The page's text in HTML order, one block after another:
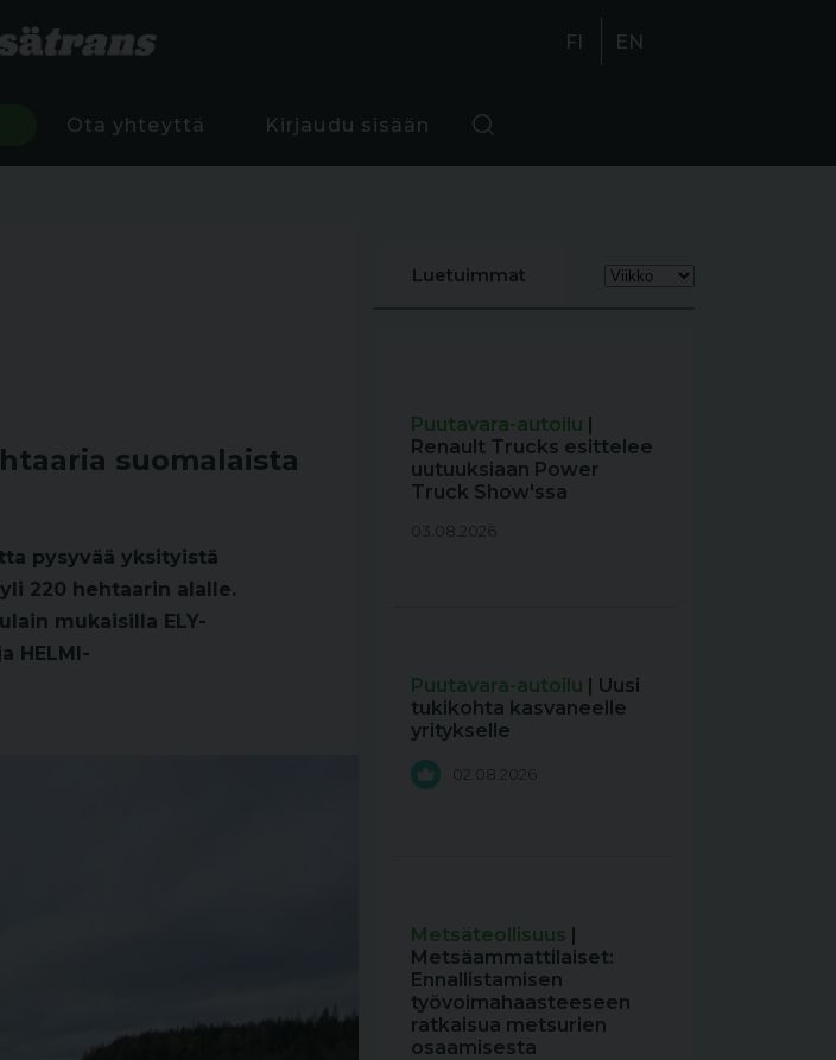
FI EN
Ota yhteyttä Kirjaudu sisään
suomalaista
pysyvää yksityistä
220 hehtaarin alalle.
mukaisilla ELY-
HELMI-
Luetuimmat
Puutavara-autoilu |
Renault Trucks esittelee
uutuuksiaan Power
Truck Show'ssa
03.08.2026
Puutavara-autoilu | Uusi
tukikohta kasvaneelle
yritykselle
02.08.2026
Metsäteollisuus |
Metsäammattilaiset:
Ennallistamisen
työvoimahaasteeseen
ratkaisua metsurien
osaamisesta